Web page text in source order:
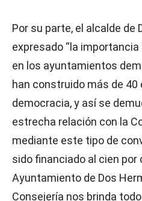
Por su parte, el alcalde de
expresado “la
en los ayuntamientos
han construido más de 40
democracia, y así se
estrecha relación con la
mediante este tipo de
sido financiado al cien por
Ayuntamiento de Dos
Consejería nos brinda